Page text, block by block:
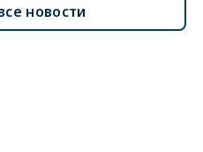
новости